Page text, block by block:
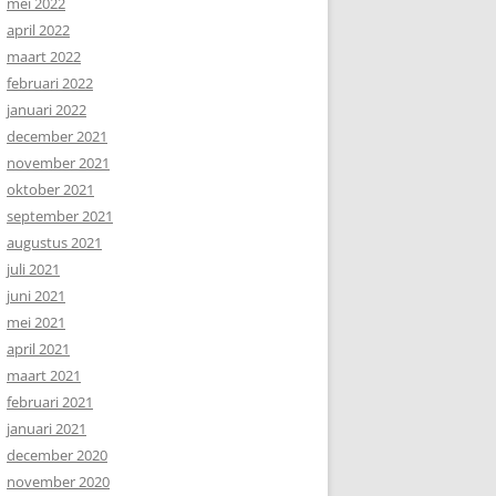
april 2022
maart 2022
februari 2022
januari 2022
december 2021
november 2021
oktober 2021
september 2021
augustus 2021
juli 2021
juni 2021
mei 2021
april 2021
maart 2021
februari 2021
januari 2021
december 2020
november 2020